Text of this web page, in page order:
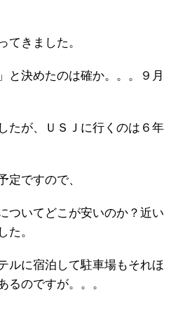
てきました。
と決めたのは確か。。。９月
たが、ＵＳＪに行くのは６年
定ですので、
ついてどこが安いのか？近い
た。
ルに宿泊して駐車場もそれほ
るのですが。。。